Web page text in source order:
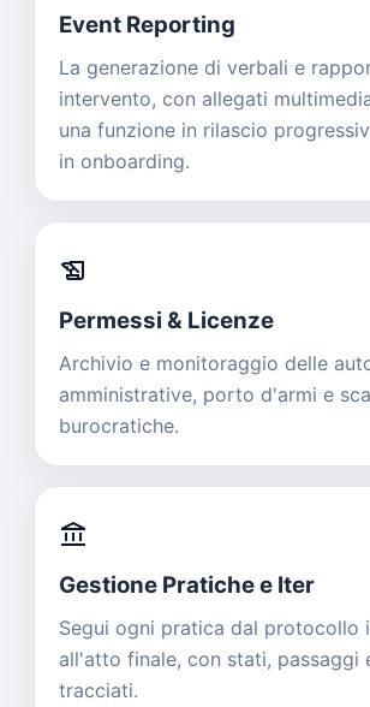
Event Reporting
La generazione di verbali e
intervento, con allegati
una funzione in rilascio
in onboarding.
history_edu
Permessi & Licenze
Archivio e monitoraggio delle
amministrative, porto d'armi e
burocratiche.
account_balance
Gestione Pratiche e Iter
Segui ogni pratica dal protocollo
all'atto finale, con stati, passaggi
tracciati.